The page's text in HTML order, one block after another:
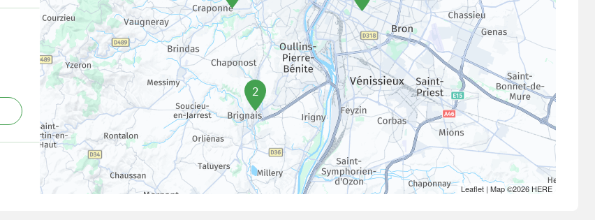
2
Leaflet| Map ©2026HERE